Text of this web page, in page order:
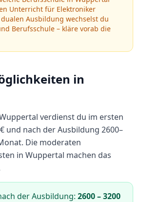
Unterricht für Elektroniker
Ausbildung wechselst du
Berufsschule – kläre vorab die
in
verdienst du im ersten
€ und nach der Ausbildung 2600–
Die moderaten
in Wuppertal machen das
der Ausbildung: 2600–3200